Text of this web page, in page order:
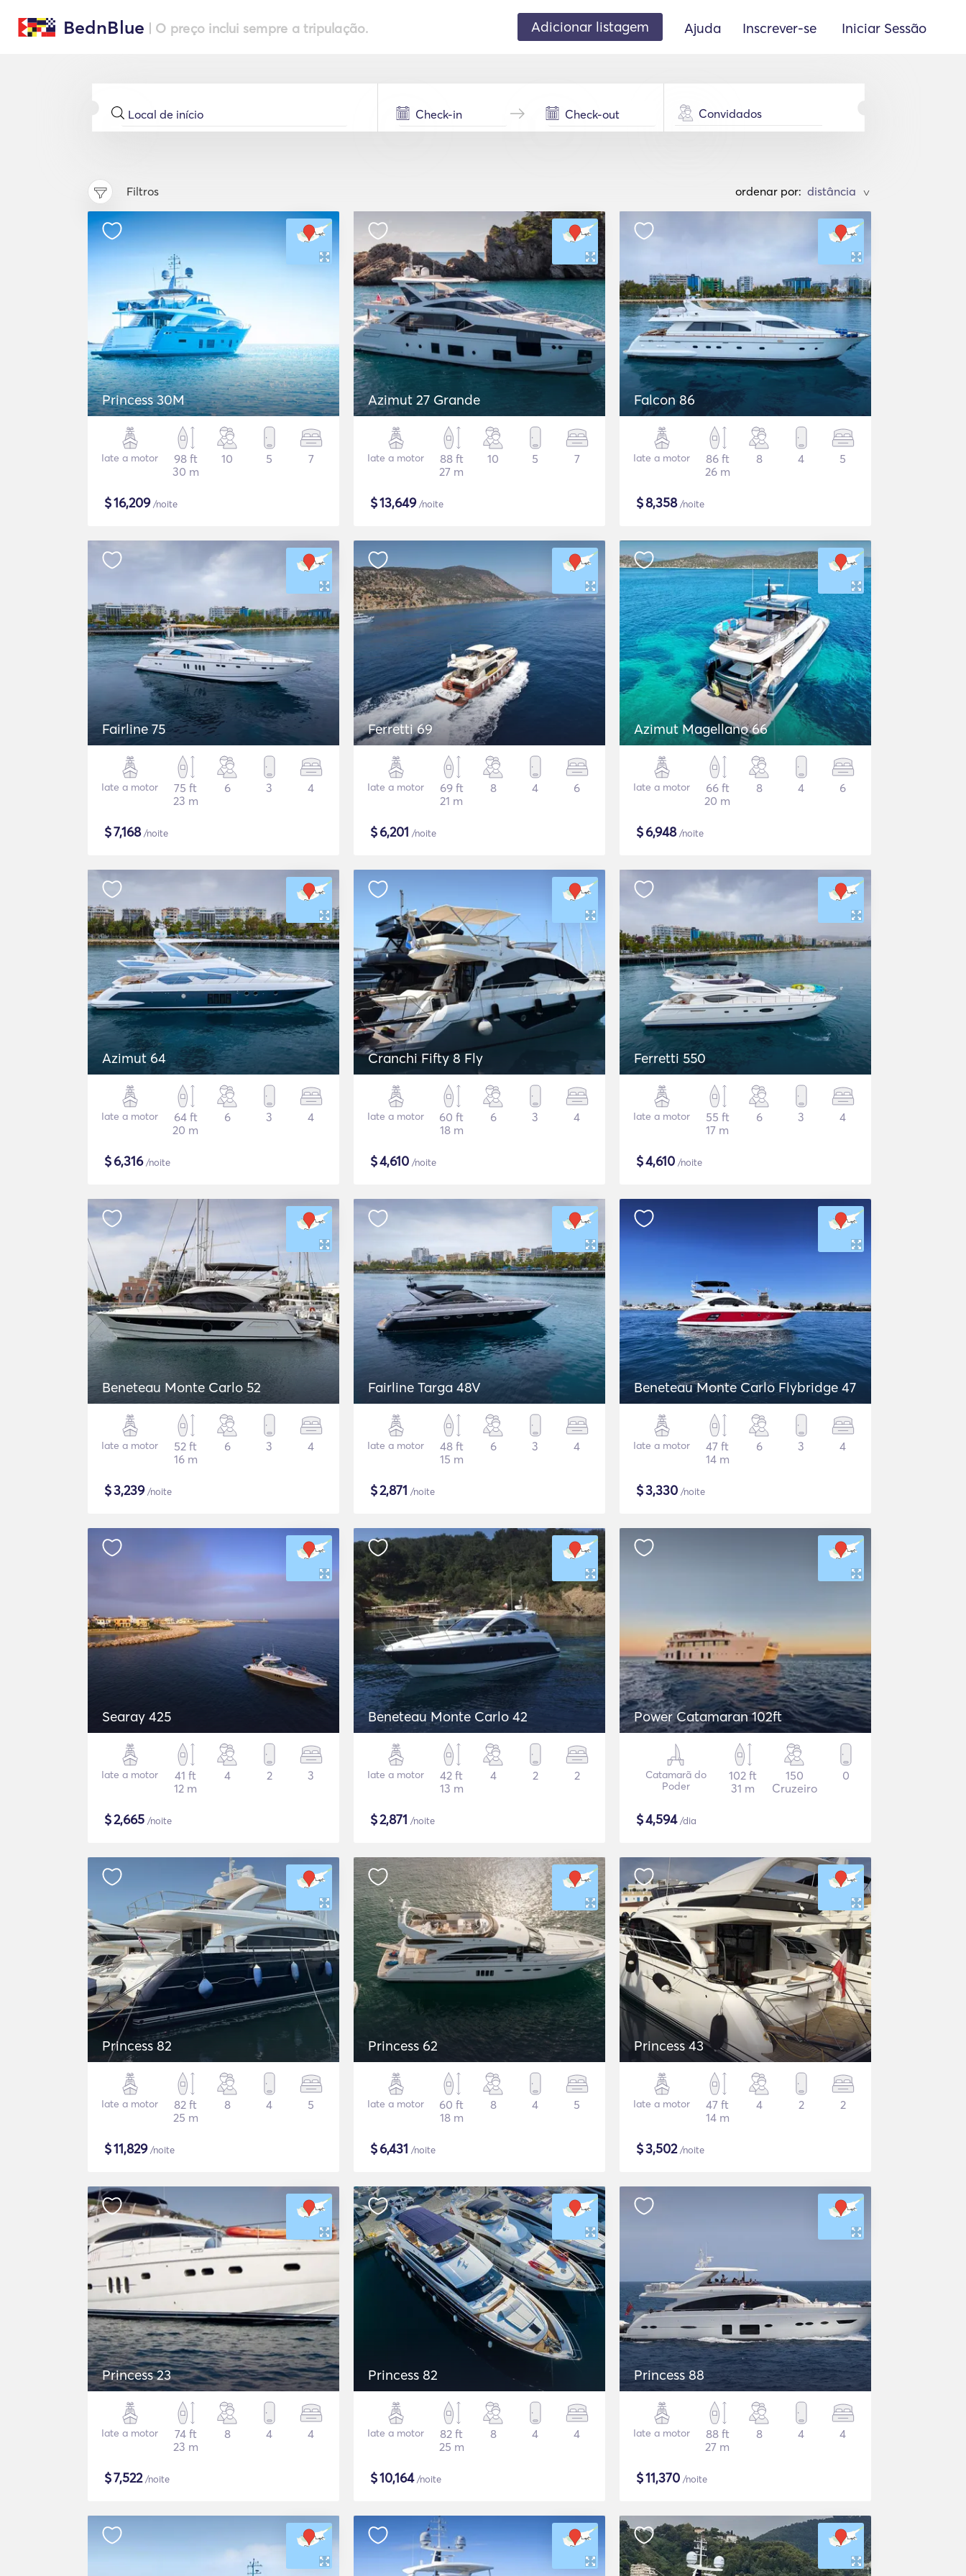
BednBlue | O preço inclui sempre a tripulação. Adicionar listagem Ajuda Inscrever-se Iniciar Sessão
Convidados
Filtros ordenar por: >
Princess 30M
Iate a motor
98 ft
30 m
10 5 7
$16,209/noite
Azimut 27 Grande
Iate a motor
88 ft
27 m
10 5 7
$13,649/noite
Falcon 86
Iate a motor
86 ft
26 m
8 4 5
$8,358/noite
Fairline 75
Iate a motor
75 ft
23 m
6 3 4
$7,168/noite
Ferretti 69
Iate a motor
69 ft
21 m
8 4 6
$6,201 /noite
Azimut Magellano 66
Iate a motor
66 ft
20 m
8 4 6
$6,948/noite
Azimut 64
Iate a motor
64 ft
20 m
6 3 4
$6,316/noite
Cranchi Fifty 8 Fly
Iate a motor
60 ft
18 m
6 3 4
$4,610 /noite
Ferretti 550
Iate a motor
55 ft
17 m
6 3 4
$4,610 /noite
Beneteau Monte Carlo 52
Iate a motor
52 ft
16 m
6 3 4
$3,239/noite
Fairline Targa 48V
Iate a motor
48 ft
15 m
6 3 4
$2,871 /noite
Beneteau Monte Carlo Flybridge 47
Iate a motor
47 ft
14 m
6 3 4
$3,330 /noite
Searay 425
Iate a motor
41 ft
12 m
4 2 3
$2,665 /noite
Beneteau Monte Carlo 42
Iate a motor
42 ft
13 m
4 2 2
$2,871 /noite
Power Catamaran 102ft
Catamarã do
Poder
102 ft
31 m
150
Cruzeiro
0
$4,594/dia
Princess 82
Iate a motor
82 ft
25 m
8 4 5
$11,829/noite
Princess 62
Iate a motor
60 ft
18 m
8 4 5
$6,431 /noite
Princess 43
Iate a motor
47 ft
14 m
4 2 2
$3,502/noite
Princess 23
Iate a motor
74 ft
23 m
8 4 4
$7,522/noite
Princess 82
Iate a motor
82 ft
25 m
8 4 4
$10,164/noite
Princess 88
Iate a motor
88 ft
27 m
8 4 4
$11,370 /noite